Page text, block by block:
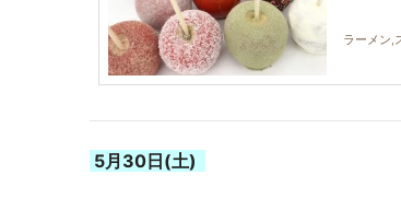
ラーメン,
5月30日(土)